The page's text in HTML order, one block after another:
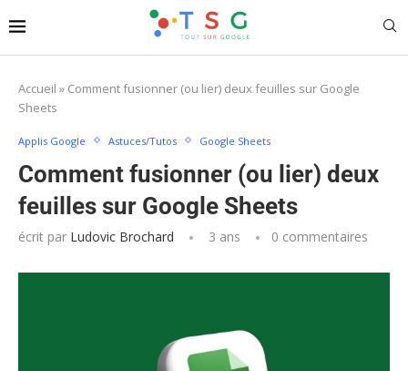
Accueil » Comment fusionner (ou lier) deux feuilles sur Google
Sheets
Applis Google Astuces/Tutos Google Sheets
Comment fusionner (ou lier) deux
feuilles sur Google Sheets
écrit par Ludovic Brochard 3 ans 0 commentaires